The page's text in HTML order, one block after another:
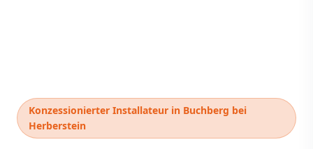
Konzessionierter Installateur in Buchberg bei
Herberstein